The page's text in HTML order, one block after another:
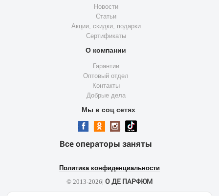
Новости
Статьи
Акции, скидки, подарки
Сертификаты
О компании
Гарантии
Оптовый отдел
Контакты
Добрые дела
Мы в соц сетях
Все операторы заняты
Политика конфиденциальности
© 2013-2026| О ДЕ ПАРФЮМ